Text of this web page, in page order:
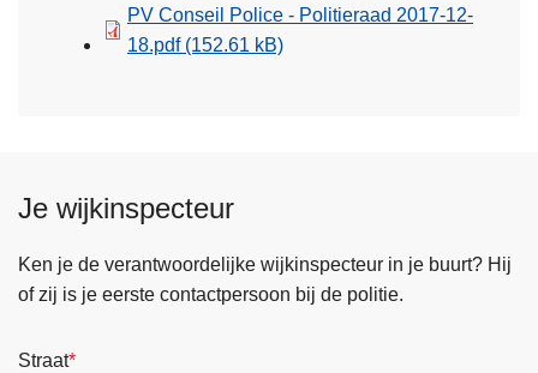
PV Conseil Police - Politieraad 2017-12-
18.pdf (152.61 kB)
Je wijkinspecteur
Ken je de verantwoordelijke wijkinspecteur in je buurt? Hij
of zij is je eerste contactpersoon bij de politie.
Straat